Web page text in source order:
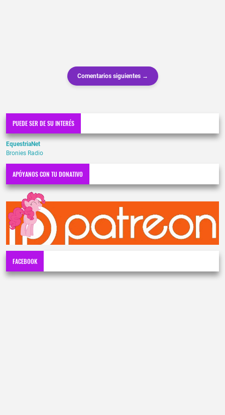
Comentarios siguientes →
PUEDE SER DE SU INTERÉS
EquestriaNet
Bronies Radio
APÓYANOS CON TU DONATIVO
FACEBOOK